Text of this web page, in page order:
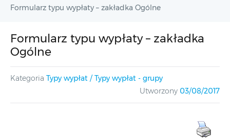
Formularz typu wypłaty – zakładka Ogólne
Formularz typu wypłaty – zakładka
Ogólne
Kategoria Typy wypłat / Typy wypłat - grupy
Utworzony 03/08/2017